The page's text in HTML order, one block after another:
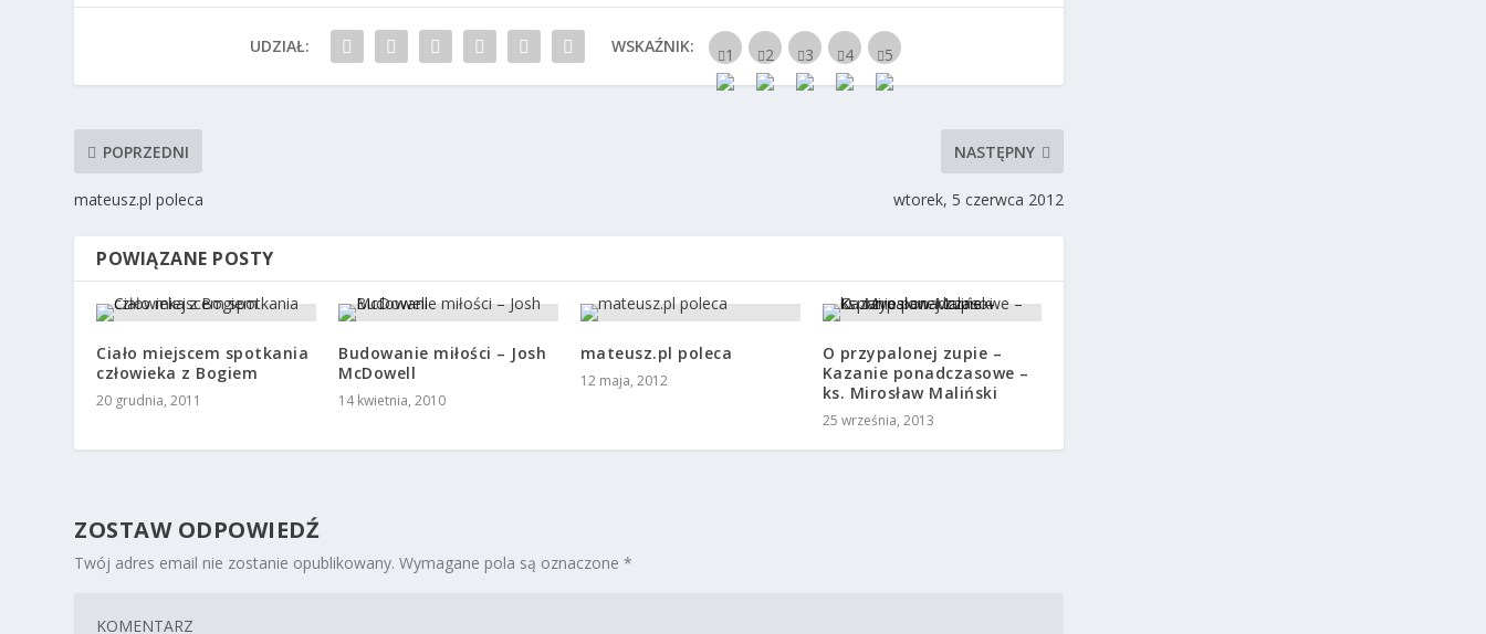
UDZIAŁ: WSKAŹNIK:
POPRZEDNI
mateusz.pl poleca
NASTĘPNY
wtorek, 5 czerwca 2012
POWIĄZANE POSTY
Ciało miejscem spotkania
człowieka z Bogiem
20 grudnia, 2011
Budowanie miłości – Josh
McDowell
14 kwietnia, 2010
mateusz.pl poleca
12 maja, 2012
O przypalonej zupie –
Kazanie ponadczasowe –
ks. Mirosław Maliński
25 września, 2013
ZOSTAW ODPOWIEDŹ
Twój adres email nie zostanie opublikowany. Wymagane pola są oznaczone*